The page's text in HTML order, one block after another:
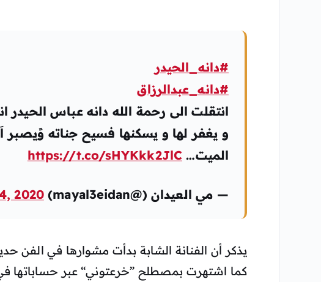
#دانه_الحيدر
#دانه_عبدالرزاق
انتقلت الى رحمة الله دانه عباس الحيدر
و يغفر لها و يسكنها فسيح جناته وًيصبر
الميت…https://t.co/sHYKkk2JlC
— مي العيدان (@mayal3eidan) 2020
يذكر أن الفنانة الشابة بدأت مشوارها في الفن
كما اشتهرت بمصطلح ”خرعتوني“ عبر حساباتها